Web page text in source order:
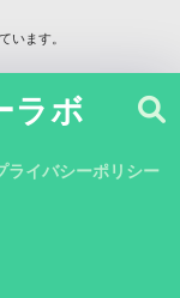
います。
ラボ
ライバシーポリシー